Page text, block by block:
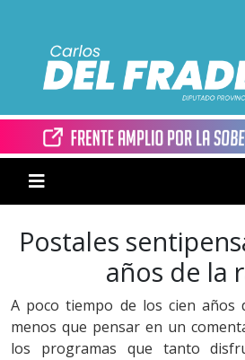
Postales
años de la
A poco tiempo de los cien años
menos que pensar en un
los programas que tanto